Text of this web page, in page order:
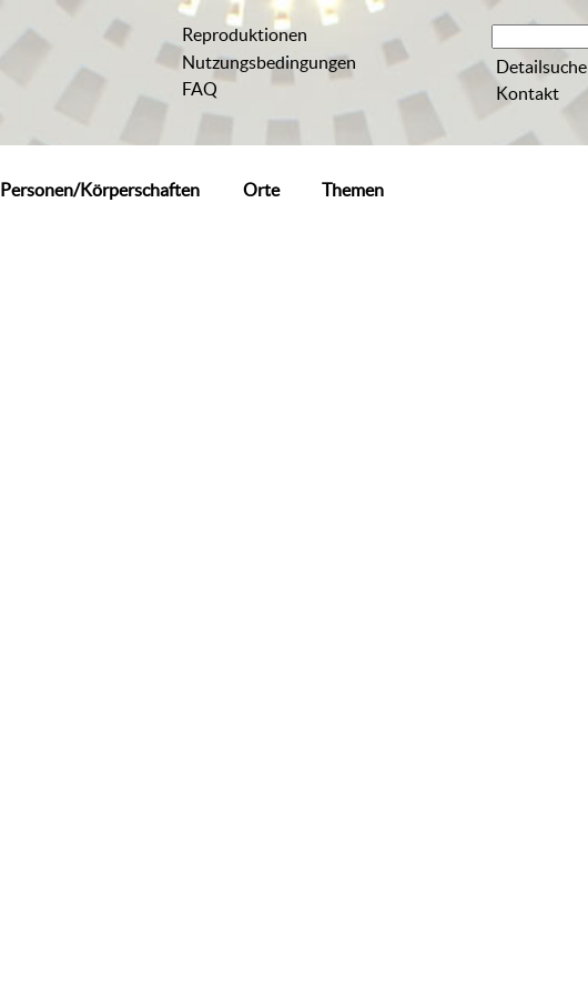
Reproduktionen
Nutzungsbedingungen
FAQ
Detailsuche
Kontakt
Personen/Körperschaften Orte Themen